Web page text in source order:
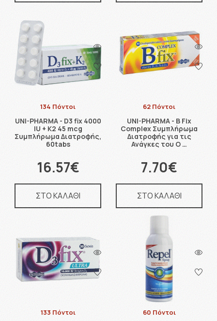
134 Πόντοι
UNI-PHARMA - D3 fix 4000
IU + Κ2 45 mcg
Συμπλήρωμα Διατροφής,
60tabs
16.57€
ΣΤΟ ΚΑΛΑΘΙ
62 Πόντοι
UNI-PHARMA - B Fix
Complex Συμπλήρωμα
Διατροφής για τις
Ανάγκες του Ο …
7.70€
ΣΤΟ ΚΑΛΑΘΙ
133 Πόντοι 60 Πόντοι